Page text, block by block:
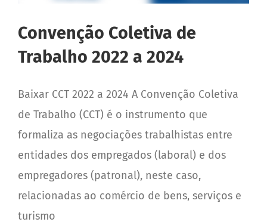
Convenção Coletiva de
Trabalho 2022 a 2024
Baixar CCT 2022 a 2024 A Convenção Coletiva
de Trabalho (CCT) é o instrumento que
formaliza as negociações trabalhistas entre
entidades dos empregados (laboral) e dos
empregadores (patronal), neste caso,
relacionadas ao comércio de bens, serviços e
turismo